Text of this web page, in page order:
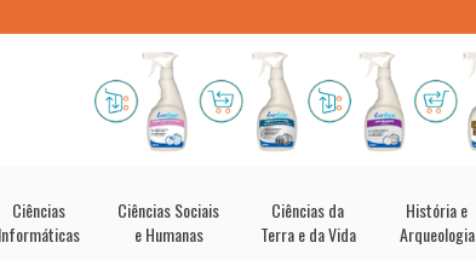
Ciências
Informáticas
Ciências Sociais
e Humanas
Ciências da
Terra e da Vida
História e
Arqueologia